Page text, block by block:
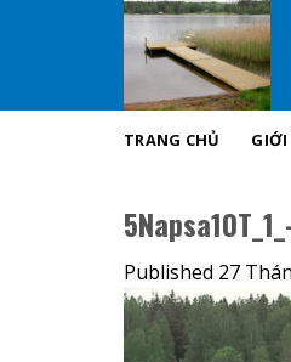
TRANG CHỦ GIỚI
Published 27